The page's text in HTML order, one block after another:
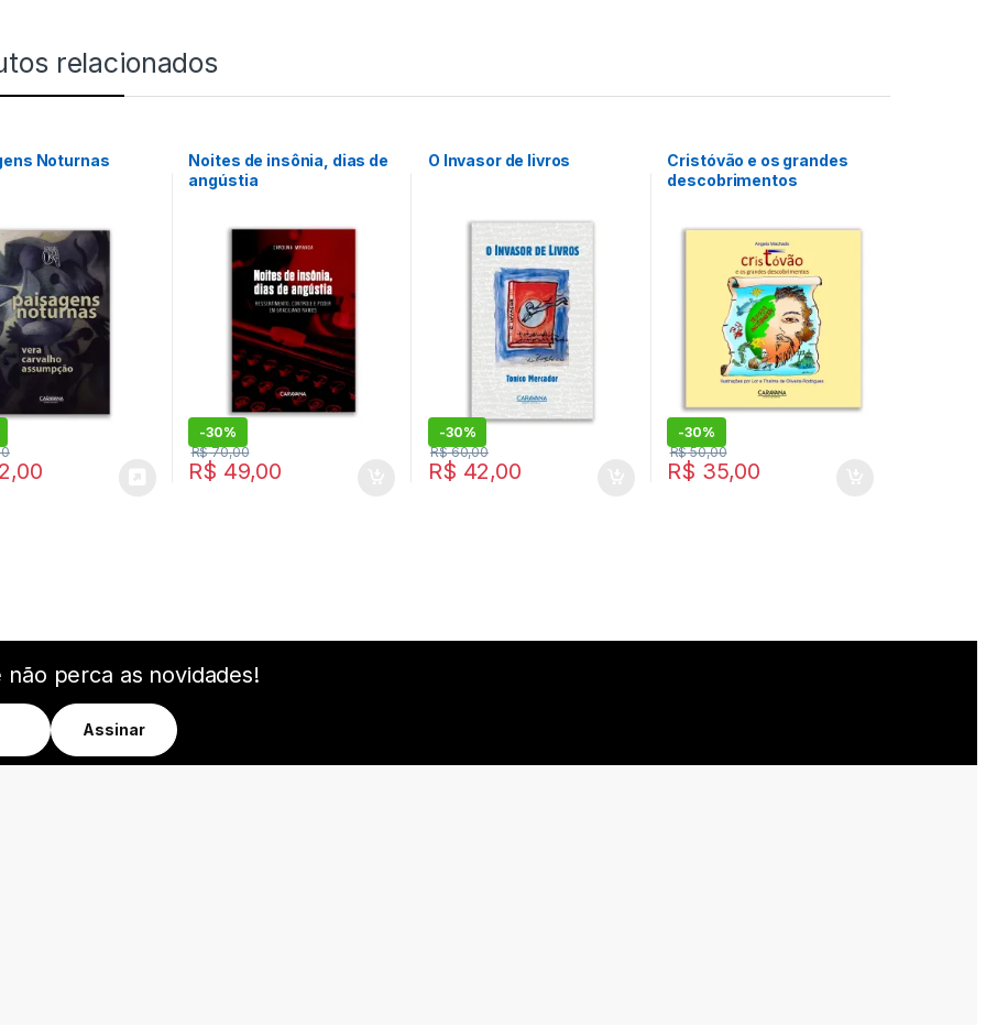
relacionados
Noturnas
Noites de insônia, dias de
angústia
-30%
R$ 49,00
R$70,00
O Invasor de livros
-30%
R$ 42,00
R$60,00
Cristóvão e os grandes
descobrimentos
-30%
R$ 35,00
R$50,00
perca as novidades!